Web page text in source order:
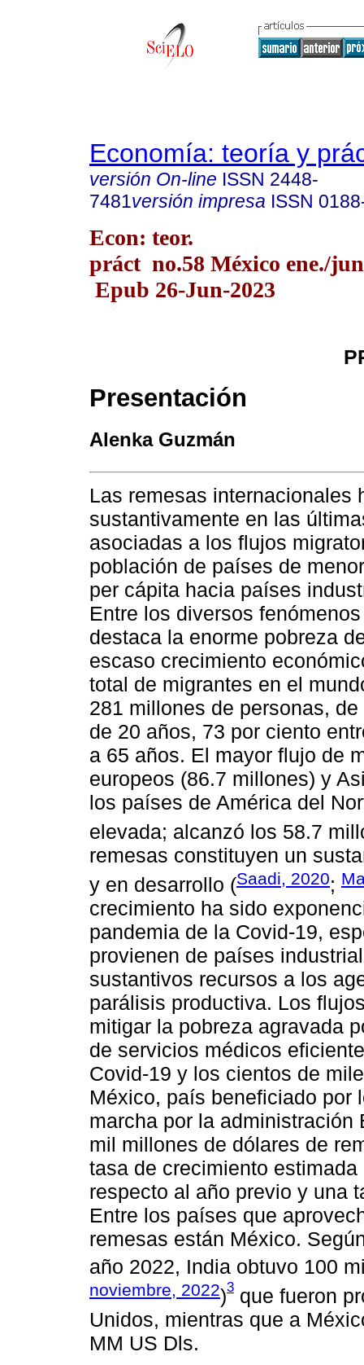
Economía: teoría y
versión On-line ISSN 2448-
7481versión impresa ISSN
Econ: teor.
práct no.58 México ene./
Epub 26-Jun-2023
Presentación
Alenka Guzmán
Las remesas internacionales
sustantivamente en las
asociadas a los flujos
población de países de
per cápita hacia países
Entre los diversos
destaca la enorme pobreza
escaso crecimiento
total de migrantes en el
281 millones de personas,
de 20 años, 73 por ciento
a 65 años. El mayor flujo de
europeos (86.7 millones) y
los países de América del
elevada; alcanzó los 58.7
remesas constituyen un
y en desarrollo (Saadi, 2020;
crecimiento ha sido
pandemia de la Covid-19,
provienen de países
sustantivos recursos a los
parálisis productiva. Los
mitigar la pobreza agravada
de servicios médicos
Covid-19 y los cientos de
México, país beneficiado por
marcha por la administración
mil millones de dólares de
tasa de crecimiento
respecto al año previo y una
Entre los países que
remesas están México.
año 2022, India obtuvo 100
noviembre, 2022)3 que fueron
Unidos, mientras que a
MM US Dls.